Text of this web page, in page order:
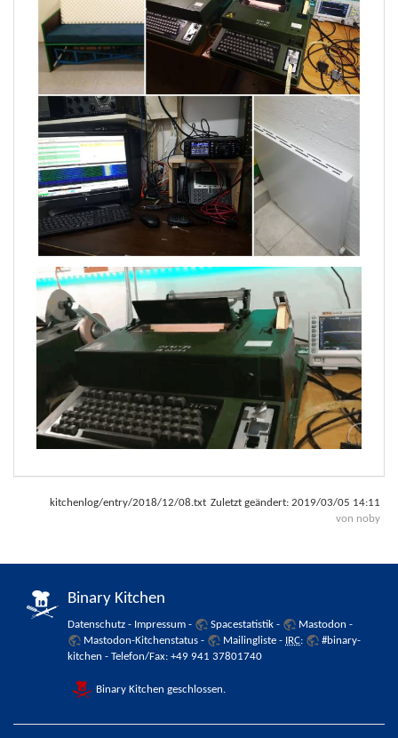
kitchenlog/entry/2018/12/08.txt Zuletzt geändert: 2019/03/05 14:11
von noby
Binary Kitchen
Datenschutz - Impressum - Spacestatistik - Mastodon -
Mastodon-Kitchenstatus - Mailingliste - IRC:
#binary-
kitchen - Telefon/Fax: +49 941 37801740
Binary Kitchen geschlossen.